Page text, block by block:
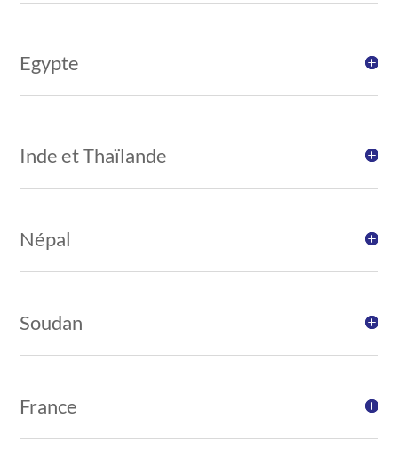
Egypte
Inde et Thaïlande
Népal
Soudan
France